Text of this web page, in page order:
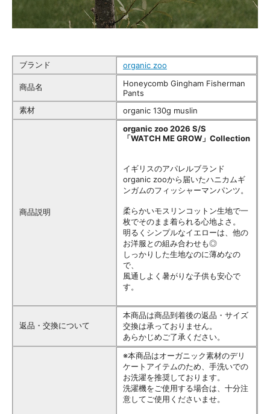
ブランド organic zoo
商品名
Honeycomb Gingham Fisherman
Pants
素材
organic 130g muslin
商品説明
organic zoo 2026 S/S
「WATCH ME GROW」Collection
イギリスのアパレルブランド
organic zooから届いたハニカムギ
ンガムのフィッシャーマンパンツ。
柔らかいモスリンコットン生地で一
枚でそのまま着られる心地よさ。
明るくシンプルなイエローは、他の
お洋服との組み合わせも◎
しっかりした生地なのに薄めなの
で、
風通しよく暑がりな子供も安心で
す。
返品・交換について
本商品は商品到着後の返品・サイズ
交換は承っておりません。
あらかじめご了承ください。
※本商品はオーガニック素材のデリ
ケートアイテムのため、手洗いでの
お洗濯を推奨しております。
洗濯機をご使用する場合は、十分注
意してご使用くださいませ。